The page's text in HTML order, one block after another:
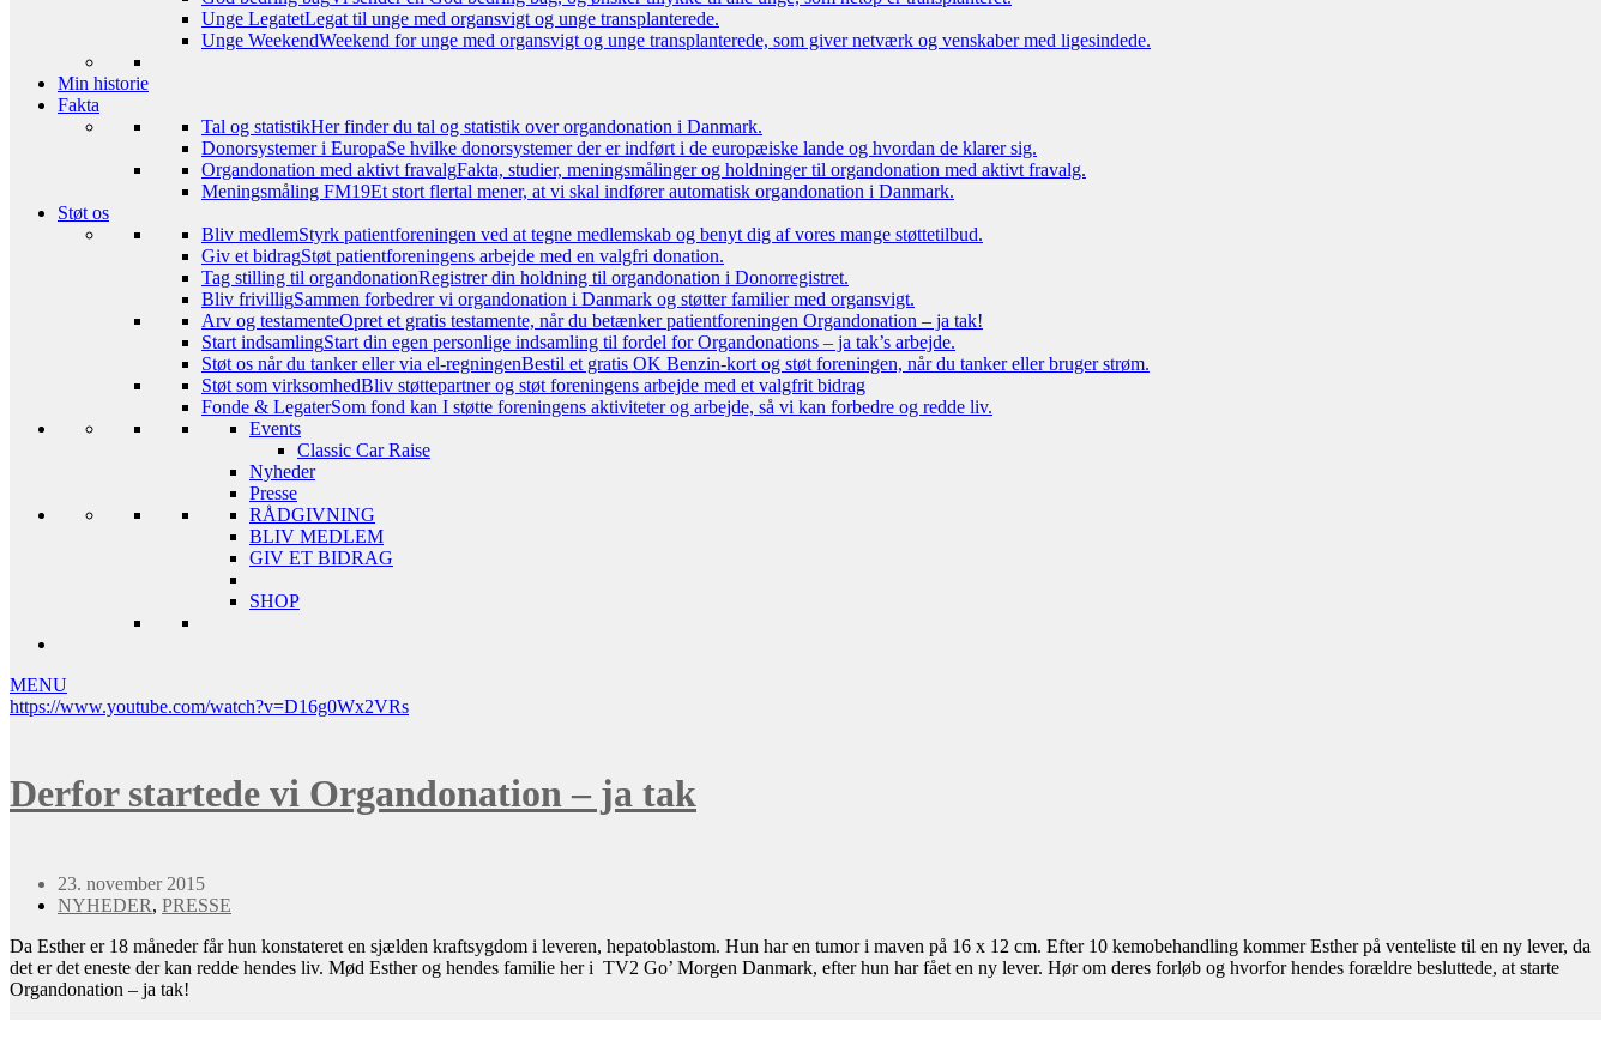
Unge LegatetLegat til unge med organsvigt og unge transplanterede.
Unge WeekendWeekend for unge med organsvigt og unge transplanterede, som giver netværk og venskaber med ligesindede.
Min historie
Fakta
Tal og statistikHer finder du tal og statistik over organdonation i Danmark.
Donorsystemer i EuropaSe hvilke donorsystemer der er indført i de europæiske lande og hvordan de klarer sig.
Organdonation med aktivt fravalgFakta, studier, meningsmålinger og holdninger til organdonation med aktivt fravalg.
Meningsmåling FM19Et stort flertal mener, at vi skal indfører automatisk organdonation i Danmark.
Støt os
Bliv medlemStyrk patientforeningen ved at tegne medlemskab og benyt dig af vores mange støttetilbud.
Giv et bidragStøt patientforeningens arbejde med en valgfri donation.
Tag stilling til organdonationRegistrer din holdning til organdonation i Donorregistret.
Bliv frivilligSammen forbedrer vi organdonation i Danmark og støtter familier med organsvigt.
Arv og testamenteOpret et gratis testamente, når du betænker patientforeningen Organdonation – ja tak!
Start indsamlingStart din egen personlige indsamling til fordel for Organdonations – ja tak’s arbejde.
Støt os når du tanker eller via el-regningenBestil et gratis OK Benzin-kort og støt foreningen, når du tanker eller bruger strøm.
Støt som virksomhedBliv støttepartner og støt foreningens arbejde med et valgfrit bidrag
Fonde & LegaterSom fond kan I støtte foreningens aktiviteter og arbejde, så vi kan forbedre og redde liv.
Events
Classic Car Raise
Nyheder
Presse
RÅDGIVNING
BLIV MEDLEM
GIV ET BIDRAG
SHOP
MENU
https://www.youtube.com/watch?v=D16g0Wx2VRs
Derfor startede vi Organdonation – ja tak
23. november 2015
NYHEDER, PRESSE
Da Esther er 18 måneder får hun konstateret en sjælden kraftsygdom i leveren, hepatoblastom. Hun har en tumor i maven på 16 x 12 cm. Efter 10 kemobehandling kommer Esther på venteliste til en ny lever, da
det er det eneste der kan redde hendes liv. Mød Esther og hendes familie her i TV2 Go’ Morgen Danmark, efter hun har fået en ny lever. Hør om deres forløb og hvorfor hendes forældre besluttede, at starte
Organdonation – ja tak!